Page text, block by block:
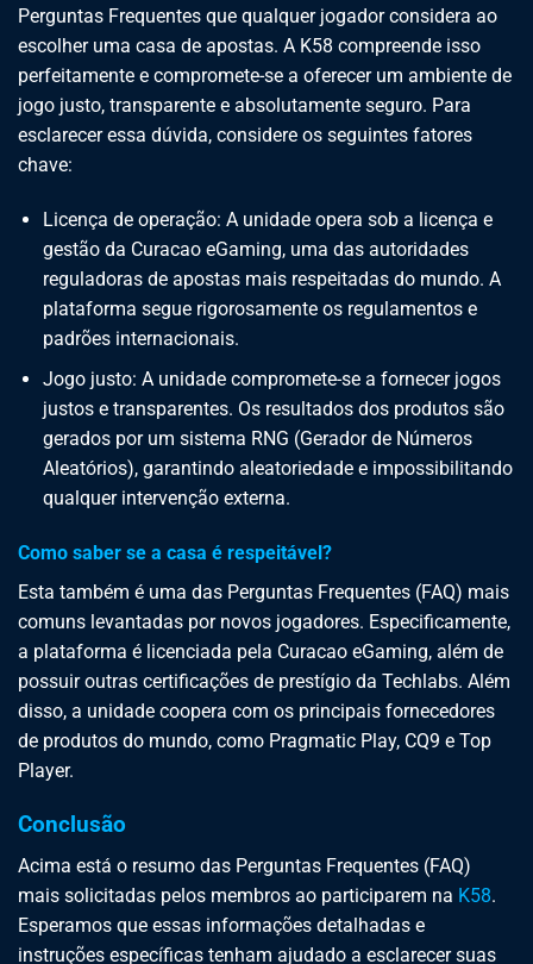
Perguntas Frequentes que qualquer jogador considera ao
escolher uma casa de apostas. A K58 compreende isso
perfeitamente e compromete-se a oferecer um ambiente de
jogo justo, transparente e absolutamente seguro. Para
esclarecer essa dúvida, considere os seguintes fatores
chave:
Licença de operação: A unidade opera sob a licença e
gestão da Curacao eGaming, uma das autoridades
reguladoras de apostas mais respeitadas do mundo. A
plataforma segue rigorosamente os regulamentos e
padrões internacionais.
Jogo justo: A unidade compromete-se a fornecer jogos
justos e transparentes. Os resultados dos produtos são
gerados por um sistema RNG (Gerador de Números
Aleatórios), garantindo aleatoriedade e impossibilitando
qualquer intervenção externa.
Como saber se a casa é respeitável?
Esta também é uma das Perguntas Frequentes (FAQ) mais
comuns levantadas por novos jogadores. Especificamente,
a plataforma é licenciada pela Curacao eGaming, além de
possuir outras certificações de prestígio da Techlabs. Além
disso, a unidade coopera com os principais fornecedores
de produtos do mundo, como Pragmatic Play, CQ9 e Top
Player.
Conclusão
Acima está o resumo das Perguntas Frequentes (FAQ)
mais solicitadas pelos membros ao participarem na K58.
Esperamos que essas informações detalhadas e
instruções específicas tenham ajudado a esclarecer suas